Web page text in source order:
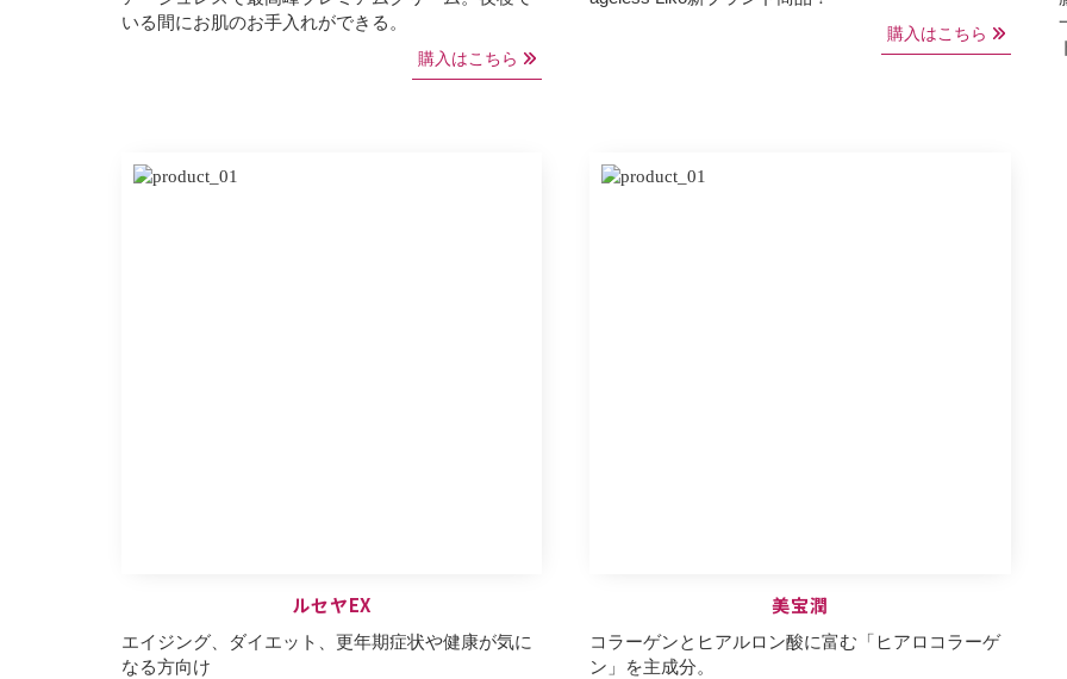
いる間にお肌のお手入れができる。
購入はこちら
購入はこちら
ルセヤEX
エイジング、ダイエット、更年期症状や健康が気に
なる方向け
美宝潤
コラーゲンとヒアルロン酸に富む「ヒアロコラーゲ
ン」を主成分。